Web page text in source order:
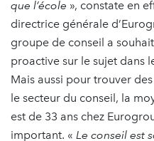
que l’école », constate en
directrice générale
groupe de conseil a
proactive sur le sujet dans
Mais aussi pour trouver
le secteur du conseil, la
est de 33 ans chez
important. « Le conseil est